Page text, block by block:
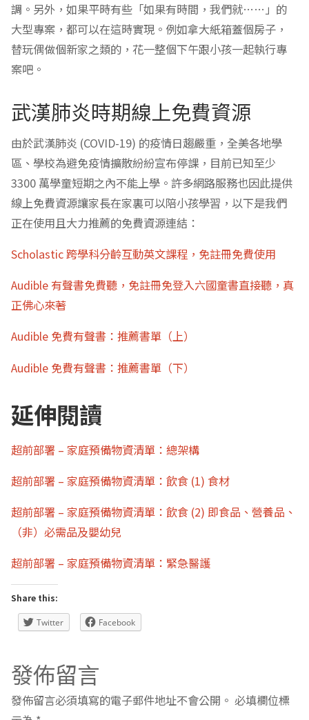
調。另外，如果平時有些「如果有時間，我們就……」的
大型專案，都可以在這時實現。例如拿大紙箱蓋個房子，
替玩偶做個新家之類的，花一整個下午跟小孩一起執行專
案吧。
武漢肺炎時期線上免費資源
由於武漢肺炎 (COVID-19) 的疫情日趨嚴重，全美各地學
區、學校為避免疫情擴散紛紛宣布停課，目前已知至少
3300 萬學童短期之內不能上學。許多網路服務也因此提供
線上免費資源讓家長在家裏可以陪小孩學習，以下是我們
正在使用且大力推薦的免費資源連結：
Scholastic 跨學科分齡互動英文課程，免註冊免費使用
Audible 有聲書免費聽，免註冊免登入六國童書直接聽，真
正佛心來著
Audible 免費有聲書：推薦書單（上）
Audible 免費有聲書：推薦書單（下）
延伸閱讀
超前部署 – 家庭預備物資清單：總架構
超前部署 – 家庭預備物資清單：飲食 (1) 食材
超前部署 – 家庭預備物資清單：飲食 (2) 即食品、營養品、
（非）必需品及嬰幼兒
超前部署 – 家庭預備物資清單：緊急醫護
Share this:
Twitter Facebook
發佈留言
發佈留言必須填寫的電子郵件地址不會公開。 必填欄位標